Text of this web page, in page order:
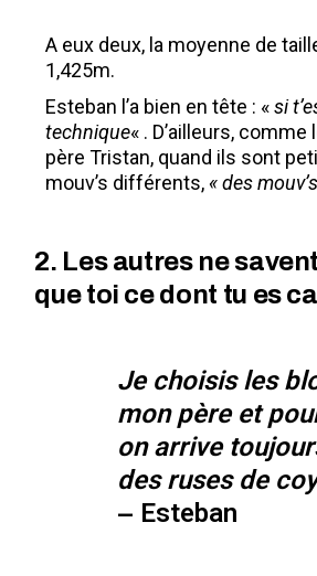
A eux deux, la moyenne de
1,425m.
Esteban l’a bien en tête : «si
technique« . D’ailleurs, comme
père Tristan, quand ils sont
mouv’s différents, « des
2. Les autres ne
que toi ce dont tu es
Je choisis les
mon père et
on arrive
des ruses de
– Esteban